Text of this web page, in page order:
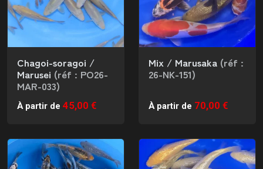
Chagoi-soragoi /
Marusei (réf : PO26-
MAR-033)
À partir de 45,00 €
Mix / Marusaka (réf :
26-NK-151)
À partir de 70,00 €